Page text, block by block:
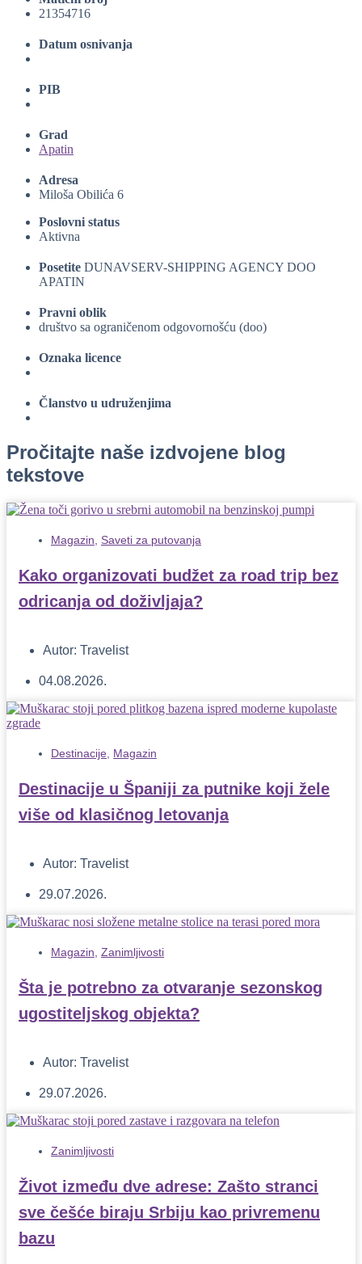
21354716
Datum osnivanja
PIB
Grad
Apatin
Adresa
Miloša Obilića 6
Poslovni status
Aktivna
Posetite DUNAVSERV-SHIPPING AGENCY DOO
APATIN
Pravni oblik
društvo sa ograničenom odgovornošću (doo)
Oznaka licence
Članstvo u udruženjima
Pročitajte naše izdvojene blog
tekstove
Magazin Saveti za putovanja
Kako organizovati budžet za road trip bez
odricanja od doživljaja?
Autor: Travelist
04.08.2026.
Destinacije Magazin
Destinacije u Španiji za putnike koji žele
više od klasičnog letovanja
Autor: Travelist
29.07.2026.
Magazin Zanimljivosti
Šta je potrebno za otvaranje sezonskog
ugostiteljskog objekta?
Autor: Travelist
29.07.2026.
Zanimljivosti
Život između dve adrese: Zašto stranci
sve češće biraju Srbiju kao privremenu
bazu